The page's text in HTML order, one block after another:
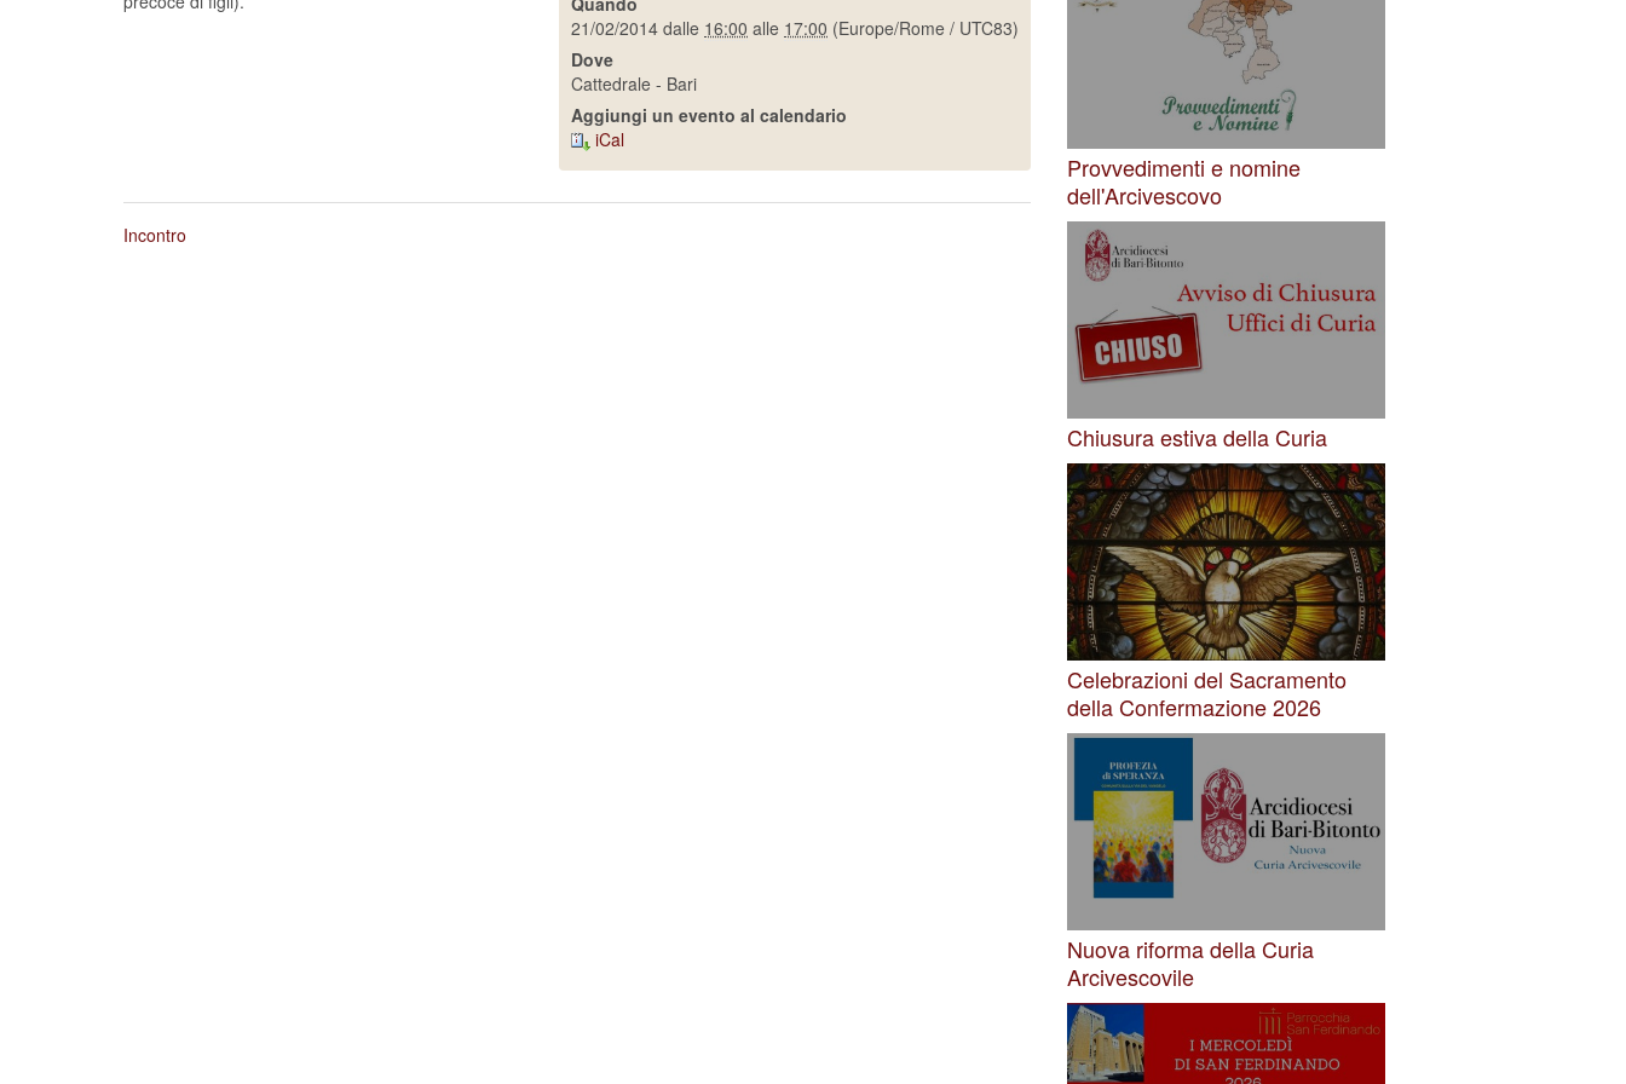
21/02/2014 dalle 16:00 alle 17:00 (Europe/Rome / UTC83)
Dove
Cattedrale - Bari
Aggiungi un evento al calendario
iCal
Incontro
Provvedimenti e nomine
dell'Arcivescovo
Chiusura estiva della Curia
Celebrazioni del Sacramento
della Confermazione 2026
Nuova riforma della Curia
Arcivescovile